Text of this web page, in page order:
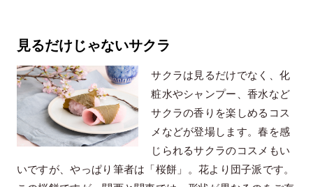
見るだけじゃないサクラ
サクラは見るだけでなく、化
粧水やシャンプー、香水など
サクラの香りを楽しめるコス
メなどが登場します。春を感
じられるサクラのコスメもい
いですが、やっぱり筆者は「桜餅」。花より団子派です。